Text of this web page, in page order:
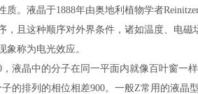
。液晶于1888年由奥地利植物学者
且这种顺序对外界条件，诸如温度、电磁
称为电光效应。
液晶中的分子在同一平面内就像百叶窗一
的排列的相位相差900。一般Z常用的液晶